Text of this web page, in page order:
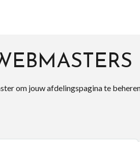
om jouw afdelingspagina te